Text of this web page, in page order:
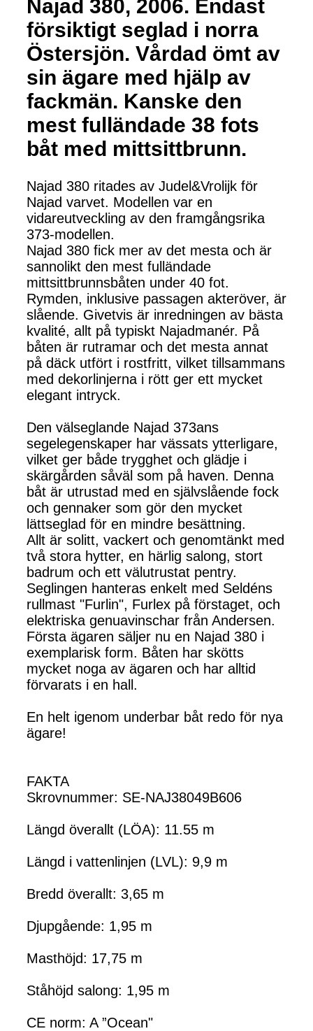
Najad 380, 2006. Endast
försiktigt seglad i norra
Östersjön. Vårdad ömt av
sin ägare med hjälp av
fackmän. Kanske den
mest fulländade 38 fots
båt med mittsittbrunn.
Najad 380 ritades av Judel&Vrolijk för
Najad varvet. Modellen var en
vidareutveckling av den framgångsrika
373-modellen.
Najad 380 fick mer av det mesta och är
sannolikt den mest fulländade
mittsittbrunnsbåten under 40 fot.
Rymden, inklusive passagen akteröver, är
slående. Givetvis är inredningen av bästa
kvalité, allt på typiskt Najadmanér. På
båten är rutramar och det mesta annat
på däck utfört i rostfritt, vilket tillsammans
med dekorlinjerna i rött ger ett mycket
elegant intryck.
Den välseglande Najad 373ans
segelegenskaper har vässats ytterligare,
vilket ger både trygghet och glädje i
skärgården såväl som på haven. Denna
båt är utrustad med en självslående fock
och gennaker som gör den mycket
lättseglad för en mindre besättning.
Allt är solitt, vackert och genomtänkt med
två stora hytter, en härlig salong, stort
badrum och ett välutrustat pentry.
Seglingen hanteras enkelt med Seldéns
rullmast "Furlin", Furlex på förstaget, och
elektriska genuavinschar från Andersen.
Första ägaren säljer nu en Najad 380 i
exemplarisk form. Båten har skötts
mycket noga av ägaren och har alltid
förvarats i en hall.
En helt igenom underbar båt redo för nya
ägare!
FAKTA
Skrovnummer: SE-NAJ38049B606
Längd överallt (LÖA): 11.55 m
Längd i vattenlinjen (LVL): 9,9 m
Bredd överallt: 3,65 m
Djupgående: 1,95 m
Masthöjd: 17,75 m
Ståhöjd salong: 1,95 m
CE norm: A ”Ocean"